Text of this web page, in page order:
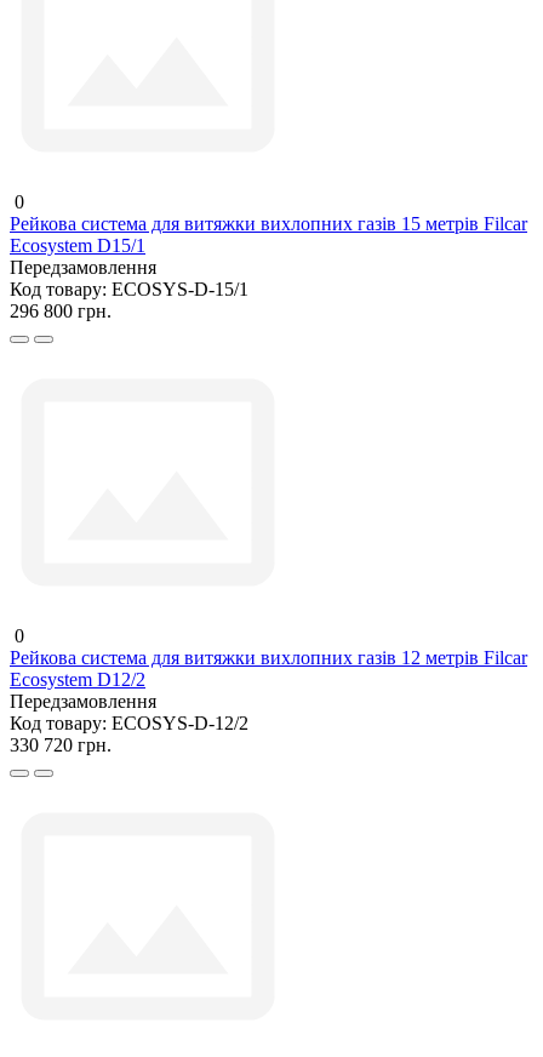
0
Рейкова система для витяжки вихлопних газів 15 метрів Filcar
Ecosystem D15/1
Передзамовлення
Код товару: ECOSYS-D-15/1
296 800 грн.
0
Рейкова система для витяжки вихлопних газів 12 метрів Filcar
Ecosystem D12/2
Передзамовлення
Код товару: ECOSYS-D-12/2
330 720 грн.